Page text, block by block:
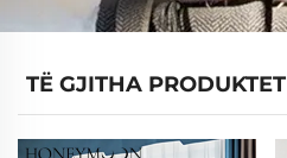
TË GJITHA PRODUKTET